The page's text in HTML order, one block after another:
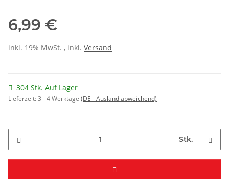
6,99 €
inkl. 19% MwSt. , inkl. Versand
304 Stk. Auf Lager
Lieferzeit:3 - 4 Werktage (DE - Ausland abweichend)
Stk.